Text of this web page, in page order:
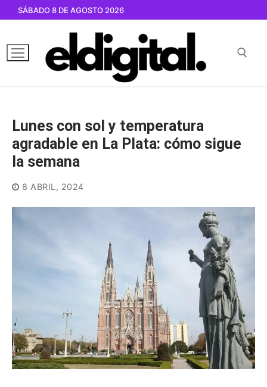
contenido
SÁBADO 8 DE AGOSTO 2026
Lunes con sol y temperatura
agradable en La Plata: cómo sigue
la semana
8 ABRIL, 2024